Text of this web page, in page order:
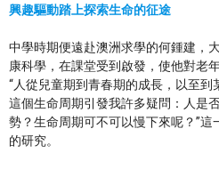
興趣驅動踏上探索生命的征途
中學時期便遠赴澳洲求學的何鍾建，
康科學，在課堂受到啟發，使他對老
“人從兒童期到青春期的成長，以至到
這個生命周期引發我許多疑問：人是
勢？生命周期可不可以慢下來呢？”
的研究。